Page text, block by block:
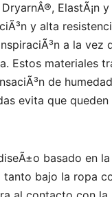
ElastÃ¡n y
y alta
a la vez
Estos materiales
de
evita que
basado en
tanto bajo la ropa